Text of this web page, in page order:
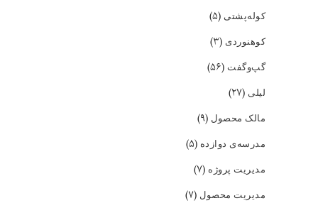
کوله‌پشتی (۵)
کوهنوردی (۳)
گپ‌و‌گفت (۵۶)
لیلی (۲۷)
مالک محصول (۹)
مدرسه‌ی دوازده (۵)
مدیریت پروژه (۷)
مدیریت محصول (۷)